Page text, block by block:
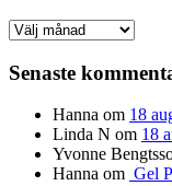
Arkiv
Senaste
Hanna om 18
Linda N om 18
Yvonne
Hanna om Gel